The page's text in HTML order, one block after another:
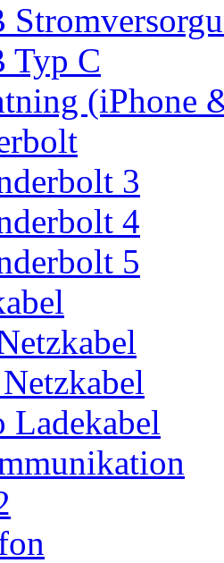
Typ C
(iPhone
3
4
5
Ladekabel